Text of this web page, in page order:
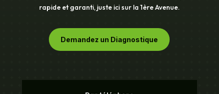
rapide et garanti, juste ici sur la 1ère Avenue.
Demandez un Diagnostique